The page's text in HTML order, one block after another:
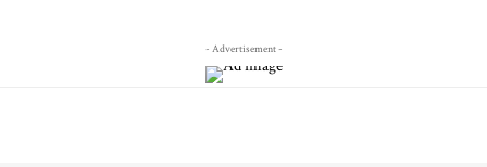
- Advertisement -